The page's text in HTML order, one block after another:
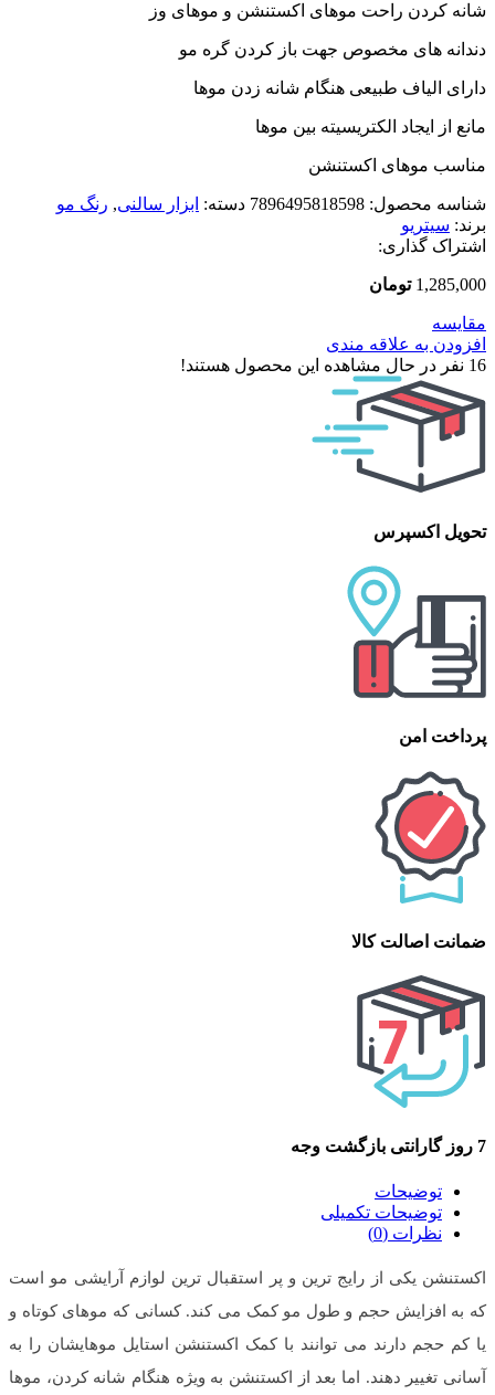
شانه کردن راحت موهای اکستنشن و موهای وز
دندانه های مخصوص جهت باز کردن گره‌ مو
دارای الیاف طبیعی هنگام شانه زدن موها
مانع از ایجاد الکتریسیته بین موها
مناسب موهای اکستنشن
شناسه محصول: 7896495818598 دسته: ابزار سالنی, رنگ مو
برند: سیتریو
اشتراک گذاری:
1,285,000 تومان
مقایسه
افزودن به علاقه مندی
16 نفر در حال مشاهده این محصول هستند!
تحویل اکسپرس
پرداخت امن
ضمانت اصالت کالا
7 روز گارانتی بازگشت وجه
توضیحات
توضیحات تکمیلی
نظرات (0)
اکستنشن یکی از رایج ترین و پر استقبال ترین لوازم آرایشی مو است
که به افزایش حجم و طول مو کمک می کند. کسانی که موهای کوتاه و
یا کم حجم دارند می توانند با کمک اکستنشن استایل موهایشان را به
آسانی تغییر دهند. اما بعد از اکستنشن به ویژه هنگام شانه کردن، موها